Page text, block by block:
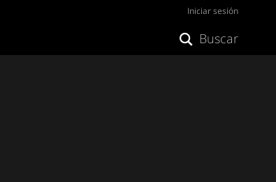
Iniciar sesión
Buscar